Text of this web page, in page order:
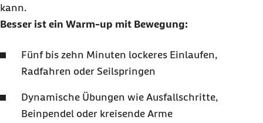
kann.
Besser ist ein Warm-up mit Bewegung:
Fünf bis zehn Minuten lockeres Einlaufen,
Radfahren oder Seilspringen
Dynamische Übungen wie Ausfallschritte,
Beinpendel oder kreisende Arme